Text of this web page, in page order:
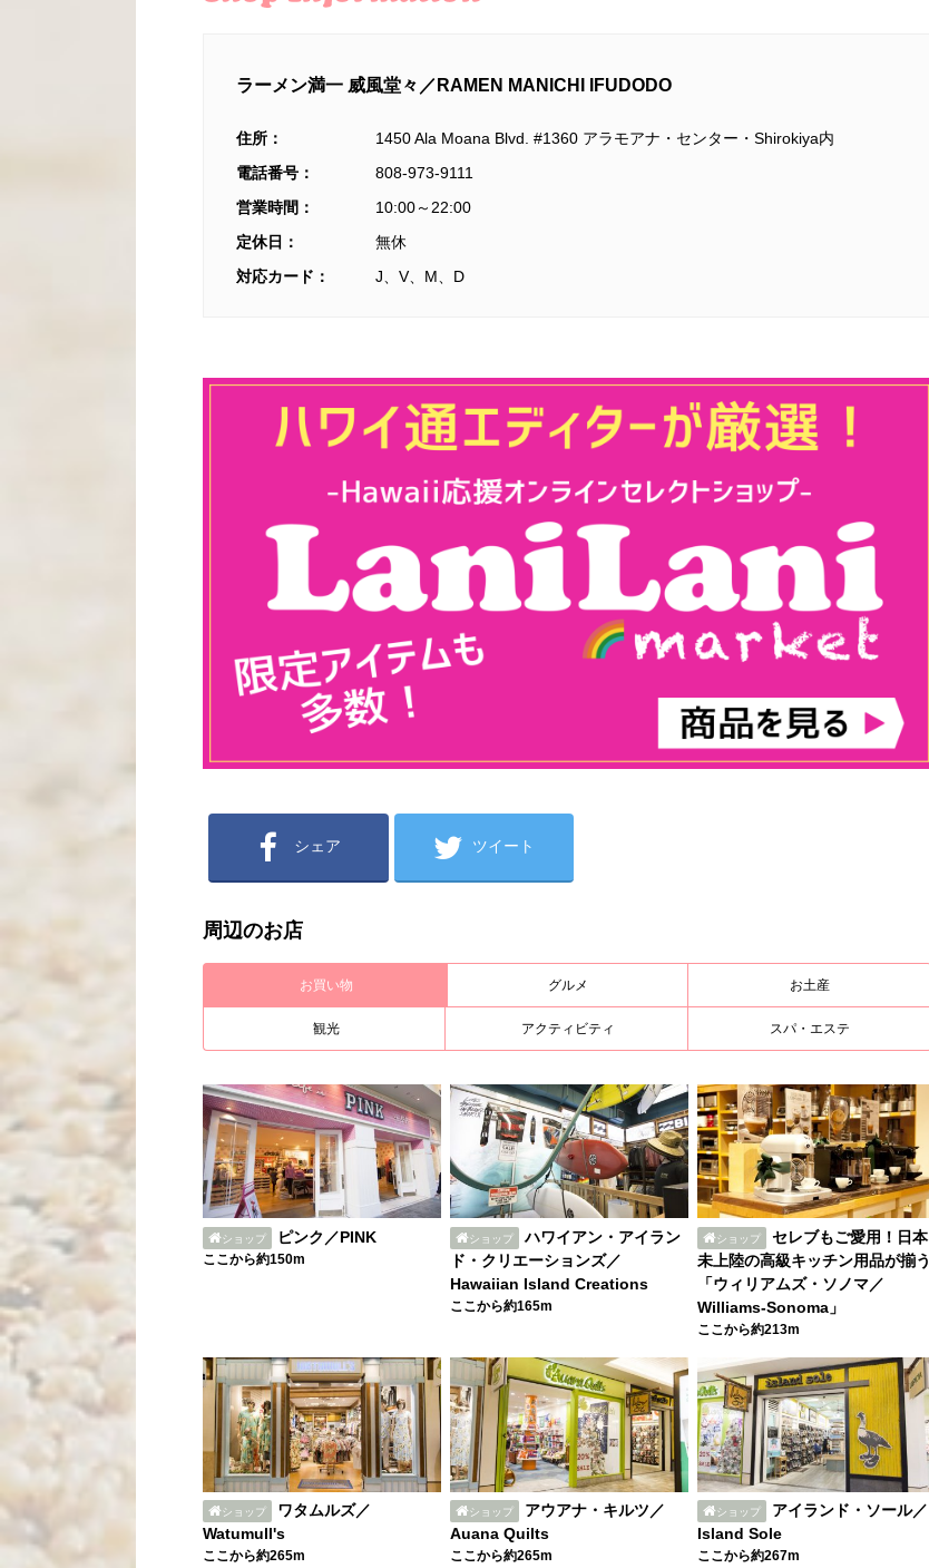
ラーメン満一 威風堂々／RAMEN MANICHI IFUDODO
住所：
1450 Ala Moana Blvd. #1360 アラモアナ・センター・Shirokiya内
電話番号：
808-973-9111
営業時間：
10:00～22:00
定休日：
無休
対応カード：
J、V、M、D
シェア ツイート
周辺のお店
お買い物 グルメ お土産
観光 アクティビティ スパ・エステ
ショップ ピンク／PINK
ここから約150m
ショップ
ハワイアン・アイラン
ド・クリエーションズ／
Hawaiian Island Creations
ここから約165m
ショップ
セレブもご愛用！日本
未上陸の高級キッチン用品が揃う
「ウィリアムズ・ソノマ／
Williams-Sonoma」
ここから約213m
ショップ
ワタムルズ／
Watumull's
ここから約265m
ショップ
アウアナ・キルツ／
Auana Quilts
ここから約265m
ショップ
アイランド・ソール／
Island Sole
ここから約267m